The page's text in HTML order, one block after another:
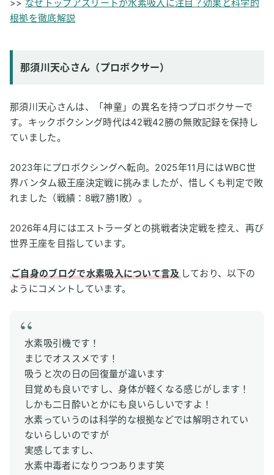
>> なぜトップアスリートが水素吸入に注目？効果と科学的
根拠を徹底解説
那須川天心さん（プロボクサー）
那須川天心さんは、「神童」の異名を持つプロボクサーで
す。キックボクシング時代は42戦42勝の無敗記録を保持し
ていました。
2023年にプロボクシングへ転向。2025年11月にはWBC世
界バンタム級王座決定戦に挑みましたが、惜しくも判定で敗
れました（戦績：8戦7勝1敗）。
2026年4月にはエストラーダとの挑戦者決定戦を控え、再び
世界王座を目指しています。
ご自身のブログで水素吸入について言及しており、以下の
ようにコメントしています。
水素吸引機です！
まじでオススメです！
吸うと次の日の回復量が違います
目覚めも良いですし、身体が軽くなる感じがします！
しかも二日酔いとかにも良いらしいですよ！
水素っていうのは科学的な根拠などでは解明されてい
ないらしいのですが
実感してますし、
水素中毒者になりつつあります笑